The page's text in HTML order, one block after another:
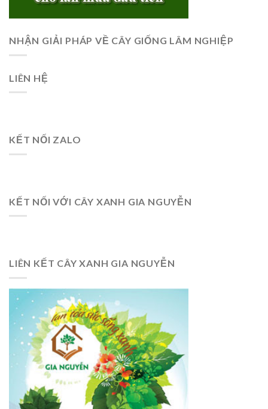
NHẬN GIẢI PHÁP VỀ CÂY GIỐNG LÂM NGHIỆP
LIÊN HỆ
KẾT NỐI ZALO
KẾT NỐI VỚI CÂY XANH GIA NGUYỄN
LIÊN KẾT CÂY XANH GIA NGUYỄN